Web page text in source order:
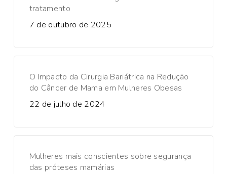
tratamento
7 de outubro de 2025
O Impacto da Cirurgia Bariátrica na Redução
do Câncer de Mama em Mulheres Obesas
22 de julho de 2024
Mulheres mais conscientes sobre segurança
das próteses mamárias